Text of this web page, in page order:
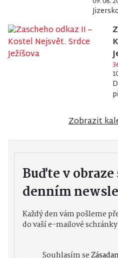
Zobrazit
Buďte v
denním
Každý den vám pošleme
do vaší e-mailové